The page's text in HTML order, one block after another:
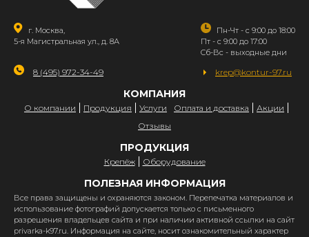
г. Москва,
5-я Магистральная ул., д. 8А
Пн-Чт - с 9:00 до 18:00
Пт - с 9:00 до 17:00
Сб-Вс - выходные дни
8 (495) 972-34-49 krep@kontur-97.ru
КОМПАНИЯ
О компании Продукция Услуги Оплата и доставка
Акции
Отзывы
ПРОДУКЦИЯ
Крепёж Оборудование
ПОЛЕЗНАЯ ИНФОРМАЦИЯ
Все права защищены и охраняются законом. Перепечатка материалов и
использование фотографий допускается только с письменного
разрешения владельцев сайта и при наличии активной ссылки на сайт
privarka-k97.ru. Информация на сайте, носит ознакомительный характер